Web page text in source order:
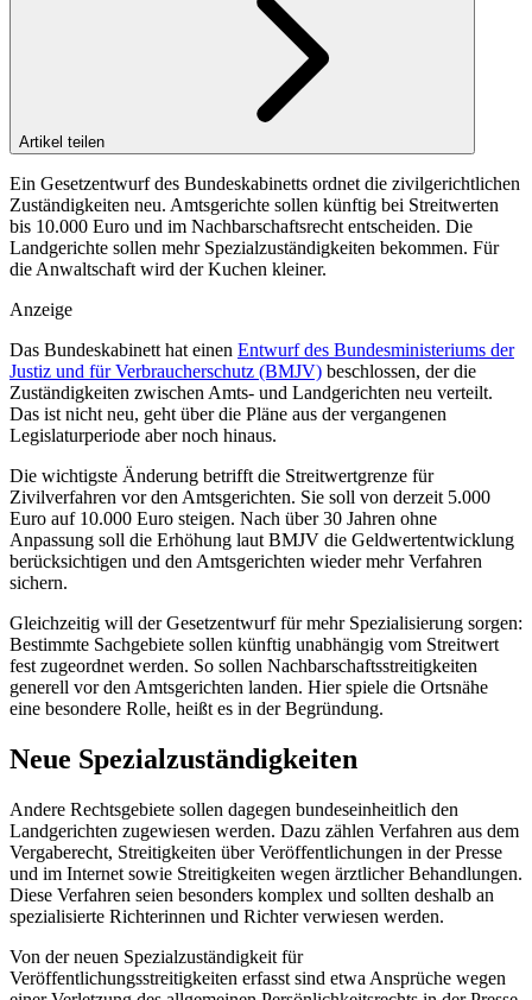
Artikel teilen
Ein Gesetzentwurf des Bundeskabinetts ordnet die zivilgerichtlichen
Zuständigkeiten neu. Amtsgerichte sollen künftig bei Streitwerten
bis 10.000 Euro und im Nachbarschaftsrecht entscheiden. Die
Landgerichte sollen mehr Spezialzuständigkeiten bekommen. Für
die Anwaltschaft wird der Kuchen kleiner.
Anzeige
Das Bundeskabinett hat einen Entwurf des Bundesministeriums der
Justiz und für Verbraucherschutz (BMJV) beschlossen, der die
Zuständigkeiten zwischen Amts- und Landgerichten neu verteilt.
Das ist nicht neu, geht über die Pläne aus der vergangenen
Legislaturperiode aber noch hinaus.
Die wichtigste Änderung betrifft die Streitwertgrenze für
Zivilverfahren vor den Amtsgerichten. Sie soll von derzeit 5.000
Euro auf 10.000 Euro steigen. Nach über 30 Jahren ohne
Anpassung soll die Erhöhung laut BMJV die Geldwertentwicklung
berücksichtigen und den Amtsgerichten wieder mehr Verfahren
sichern.
Gleichzeitig will der Gesetzentwurf für mehr Spezialisierung sorgen:
Bestimmte Sachgebiete sollen künftig unabhängig vom Streitwert
fest zugeordnet werden. So sollen Nachbarschaftsstreitigkeiten
generell vor den Amtsgerichten landen. Hier spiele die Ortsnähe
eine besondere Rolle, heißt es in der Begründung.
Neue Spezialzuständigkeiten
Andere Rechtsgebiete sollen dagegen bundeseinheitlich den
Landgerichten zugewiesen werden. Dazu zählen Verfahren aus dem
Vergaberecht, Streitigkeiten über Veröffentlichungen in der Presse
und im Internet sowie Streitigkeiten wegen ärztlicher Behandlungen.
Diese Verfahren seien besonders komplex und sollten deshalb an
spezialisierte Richterinnen und Richter verwiesen werden.
Von der neuen Spezialzuständigkeit für
Veröffentlichungsstreitigkeiten erfasst sind etwa Ansprüche wegen